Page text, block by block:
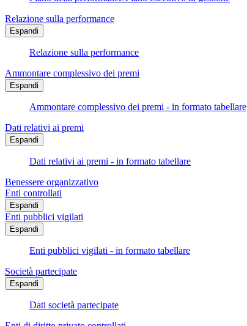
Relazione sulla performance
Espandi
Relazione sulla performance
Ammontare complessivo dei premi
Espandi
Ammontare complessivo dei premi - in formato tabellare
Dati relativi ai premi
Espandi
Dati relativi ai premi - in formato tabellare
Benessere organizzativo
Enti controllati
Espandi
Enti pubblici vigilati
Espandi
Enti pubblici vigilati - in formato tabellare
Società partecipate
Espandi
Dati società partecipate